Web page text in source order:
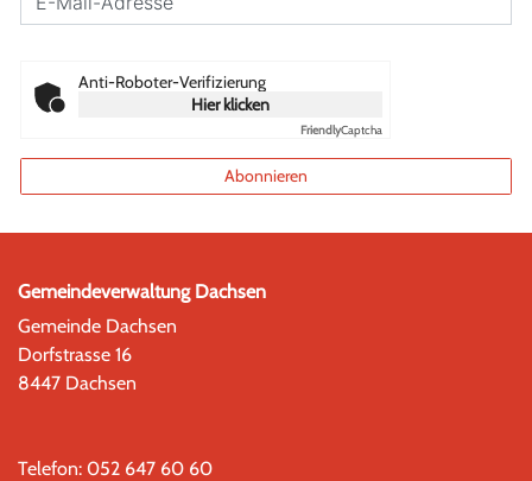
Anti-Roboter-Verifizierung
Hier klicken
FriendlyCaptcha
Abonnieren
Gemeindeverwaltung Dachsen
Gemeinde Dachsen
Dorfstrasse 16
8447 Dachsen
Telefon: 052 647 60 60